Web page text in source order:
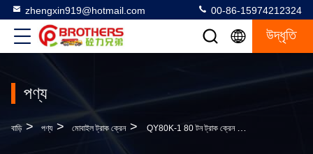
zhengxin919@hotmail.com 00-86-15974212324
উদ্ধৃতি
পণ্য
বাড়ি > পণ্য > মোবাইল ট্রাক ক্রেন > QY80K-1 80 টন ট্রাক ক্রেন স্থিতিশীল কাজের অবস্থা এবং সর্বোচ্চ উত্তোলন উচ্চতা 40m সঙ্গে